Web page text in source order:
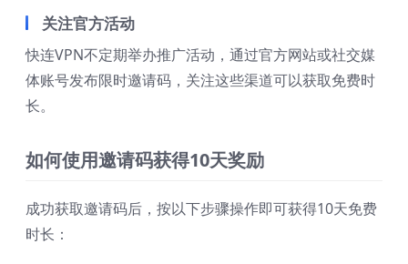
关注官方活动
快连VPN不定期举办推广活动，通过官方网站或社交媒
体账号发布限时邀请码，关注这些渠道可以获取免费时
长。
如何使用邀请码获得10天奖励
成功获取邀请码后，按以下步骤操作即可获得10天免费
时长：